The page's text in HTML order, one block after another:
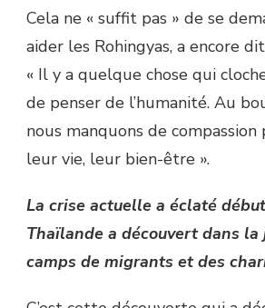
Cela ne « suffit pas » de se
aider les Rohingyas, a encore
« Il y a quelque chose qui
de penser de l’humanité. Au
nous manquons de
leur vie, leur bien-être ».
La crise actuelle a éclaté
Thaïlande a découvert dans la
camps de migrants et des